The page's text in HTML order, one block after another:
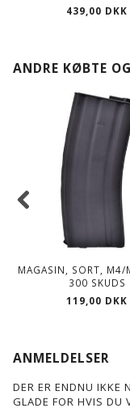
439,00 DKK
ANDRE KØBTE
MAGASIN, SORT, M4/
300 SKUDS
119,00 DKK
ANMELDELSER
DER ER ENDNU IKKE
GLADE FOR HVIS DU